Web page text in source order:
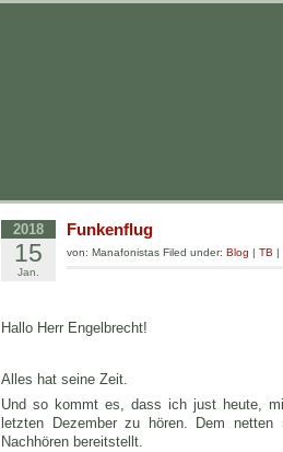
2018
15
Jan.
Funkenflug
von: Manafonistas Filed under: Blog | TB |
Hallo Herr Engelbrecht!
Alles hat seine Zeit.
Und so kommt es, dass ich just heute,
letzten Dezember zu hören. Dem
Nachhören bereitstellt.